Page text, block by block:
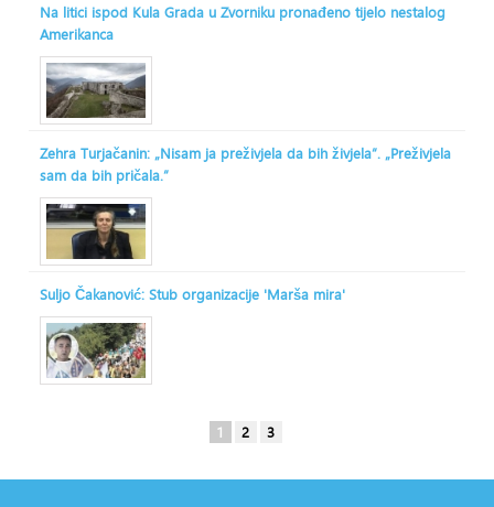
Na litici ispod Kula Grada u Zvorniku pronađeno tijelo nestalog
Amerikanca
Zehra Turjačanin: „Nisam ja preživjela da bih živjela“. „Preživjela
sam da bih pričala.“
Suljo Čakanović: Stub organizacije 'Marša mira'
1 2 3